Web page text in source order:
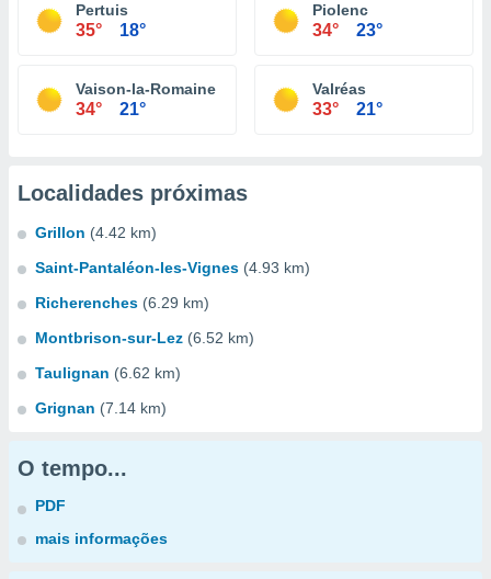
Pertuis
35° 18°
Piolenc
34° 23°
Vaison-la-Romaine
34° 21°
Valréas
33° 21°
Localidades próximas
Grillon (4.42 km)
Saint-Pantaléon-les-Vignes (4.93 km)
Richerenches (6.29 km)
Montbrison-sur-Lez (6.52 km)
Taulignan (6.62 km)
Grignan (7.14 km)
O tempo...
PDF
mais informações